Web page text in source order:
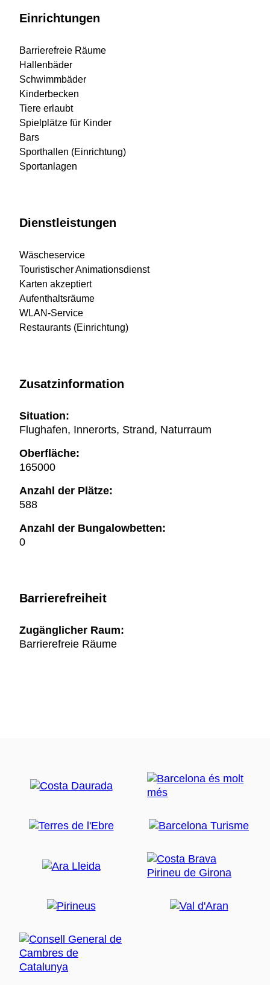
Einrichtungen
Barrierefreie Räume
Hallenbäder
Schwimmbäder
Kinderbecken
Tiere erlaubt
Spielplätze für Kinder
Bars
Sporthallen (Einrichtung)
Sportanlagen
Dienstleistungen
Wäscheservice
Touristischer Animationsdienst
Karten akzeptiert
Aufenthaltsräume
WLAN-Service
Restaurants (Einrichtung)
Zusatzinformation
Situation:
Flughafen, Innerorts, Strand, Naturraum
Oberfläche:
165000
Anzahl der Plätze:
588
Anzahl der Bungalowbetten:
0
Barrierefreiheit
Zugänglicher Raum:
Barrierefreie Räume